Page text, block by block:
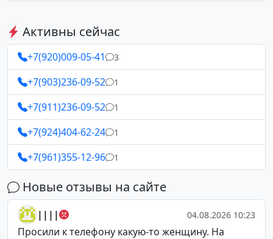
Активны сейчас
+7(920)009-05-41 3
+7(903)236-09-52 1
+7(911)236-09-52 1
+7(924)404-62-24 1
+7(961)355-12-96 1
Новые отзывы на сайте
|||| 04.08.2026 10:23
Просили к телефону какую-то женщину. На